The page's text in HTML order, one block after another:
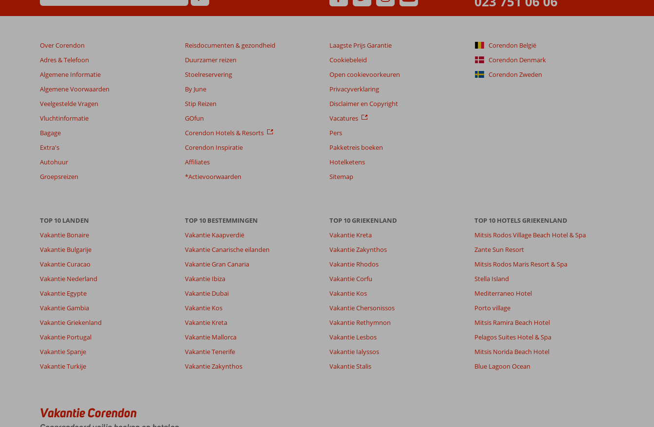
zijn
dan
worden
meer
weergegeven
de
relevantie
de
info
Over Corendon
Adres & Telefoon
Algemene Informatie
Algemene Voorwaarden
Veelgestelde Vragen
Vluchtinformatie
Bagage
Extra's
Autohuur
Groepsreizen
Reisdocumenten & gezondheid
Duurzamer reizen
Stoelreservering
By June
Stip Reizen
GOfun
Corendon Hotels & Resorts
Corendon Inspiratie
Affiliates
*Actievoorwaarden
Laagste Prijs Garantie
Cookiebeleid
Open cookievoorkeuren
Privacyverklaring
Disclaimer en Copyright
Vacatures
Pers
Pakketreis boeken
Hotelketens
Sitemap
Corendon België
Corendon Denmark
Corendon Zweden
TOP 10 LANDEN
Vakantie Bonaire
Vakantie Bulgarije
Vakantie Curacao
Vakantie Nederland
Vakantie Egypte
Vakantie Gambia
Vakantie Griekenland
Vakantie Portugal
Vakantie Spanje
Vakantie Turkije
TOP 10 BESTEMMINGEN
Vakantie Kaapverdië
Vakantie Canarische eilanden
Vakantie Gran Canaria
Vakantie Ibiza
Vakantie Dubai
Vakantie Kos
Vakantie Kreta
Vakantie Mallorca
Vakantie Tenerife
Vakantie Zakynthos
TOP 10 GRIEKENLAND
Vakantie Kreta
Vakantie Zakynthos
Vakantie Rhodos
Vakantie Corfu
Vakantie Kos
Vakantie Chersonissos
Vakantie Rethymnon
Vakantie Lesbos
Vakantie Ialyssos
Vakantie Stalis
TOP 10 HOTELS GRIEKENLAND
Mitsis Rodos Village Beach Hotel & Spa
Zante Sun Resort
Mitsis Rodos Maris Resort & Spa
Stella Island
Mediterraneo Hotel
Porto village
Mitsis Ramira Beach Hotel
Pelagos Suites Hotel & Spa
Mitsis Norida Beach Hotel
Blue Lagoon Ocean
Vakantie Corendon